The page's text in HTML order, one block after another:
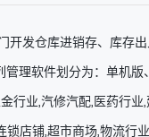
开发仓库进销存、库存
管理软件划分为：单机
行业,汽修汽配,医药行
店铺,超市商场,物流行